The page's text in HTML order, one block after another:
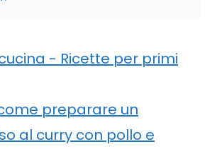
- Ricette per primi
preparare un
al curry con pollo e